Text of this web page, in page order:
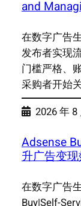
and
在数字广告
发布者实现
门槛严格、
采购者开始
2026 年 8
Adsense
升广告变
在数字广告
Buy|Self-